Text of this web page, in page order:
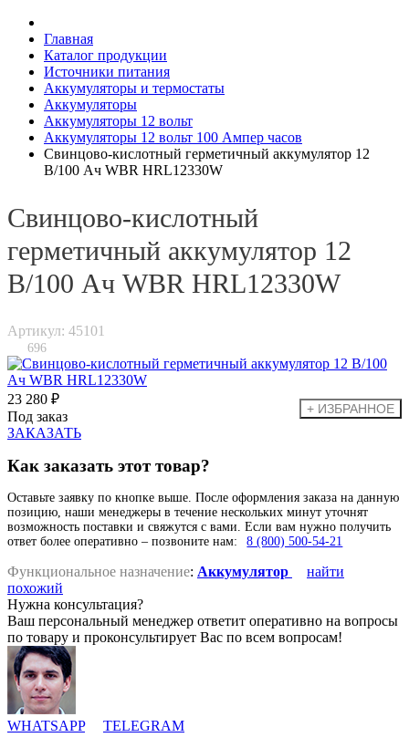
Главная
Каталог продукции
Источники питания
Аккумуляторы и термостаты
Аккумуляторы
Аккумуляторы 12 вольт
Аккумуляторы 12 вольт 100 Ампер часов
Свинцово-кислотный герметичный аккумулятор 12
В/100 Ач WBR HRL12330W
Свинцово-кислотный
герметичный аккумулятор 12
В/100 Ач WBR HRL12330W
Артикул: 45101
696
23 280 ₽
Под заказ
ЗАКАЗАТЬ
Как заказать этот товар?
Оставьте заявку по кнопке выше. После оформления заказа на данную
позицию, наши менеджеры в течение нескольких минут уточнят
возможность поставки и свяжутся с вами. Если вам нужно получить
ответ более оперативно – позвоните нам:
8 (800) 500-54-21
Функциональное назначение: Аккумулятор
найти
похожий
Нужна консультация?
Ваш персональный менеджер ответит оперативно на вопросы
по товару и проконсультирует Вас по всем вопросам!
WHATSAPP TELEGRAM